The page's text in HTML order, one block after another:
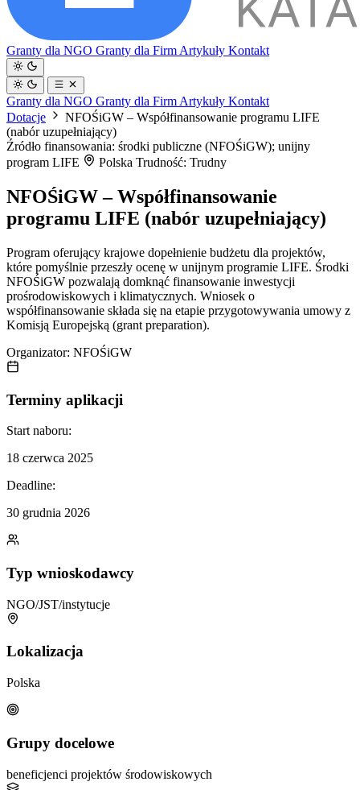
Granty dla NGO Granty dla Firm Artykuły Kontakt
Granty dla NGO Granty dla Firm Artykuły Kontakt
Dotacje
NFOŚiGW – Współfinansowanie programu LIFE
(nabór uzupełniający)
Źródło finansowania: środki publiczne (NFOŚiGW); unijny
program LIFE
Polska Trudność: Trudny
NFOŚiGW – Współfinansowanie
programu LIFE (nabór uzupełniający)
Program oferujący krajowe dopełnienie budżetu dla projektów,
które pomyślnie przeszły ocenę w unijnym programie LIFE. Środki
NFOŚiGW pozwalają domknąć finansowanie inwestycji
prośrodowiskowych i klimatycznych. Wniosek o
współfinansowanie składa się na etapie przygotowywania umowy z
Komisją Europejską (grant preparation).
Organizator: NFOŚiGW
Terminy aplikacji
Start naboru:
18 czerwca 2025
Deadline:
30 grudnia 2026
Typ wnioskodawcy
NGO/JST/instytucje
Lokalizacja
Polska
Grupy docelowe
beneficjenci projektów środowiskowych